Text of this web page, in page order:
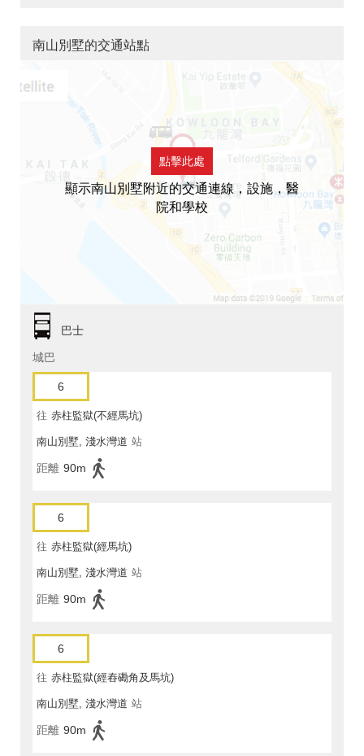
南山別墅的交通站點
點擊此處
顯示南山別墅附近的交通連線，設施，醫
院和學校
巴士
城巴
6
往 赤柱監獄(不經馬坑)
南山別墅, 淺水灣道 站
距離 90m
6
往 赤柱監獄(經馬坑)
南山別墅, 淺水灣道 站
距離 90m
6
往 赤柱監獄(經舂磡角及馬坑)
南山別墅, 淺水灣道 站
距離 90m